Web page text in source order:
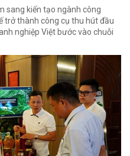
sang kiến tạo ngành công
trở thành công cụ thu hút đầu
nghiệp Việt bước vào chuỗi